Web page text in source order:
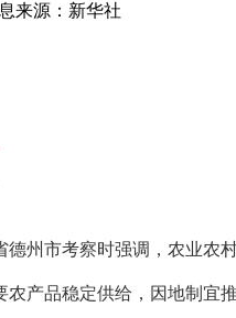
来源： 新华社
州市考察时强调，农业农
产品稳定供给，因地制宜